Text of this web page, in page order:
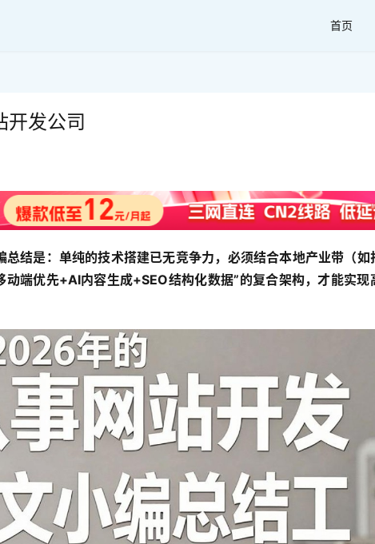
首页
开发公司
结是：单纯的技术搭建已无竞争力，必须结合本地产业带（如
端优先+AI内容生成+SEO结构化数据”的复合架构，才能实现